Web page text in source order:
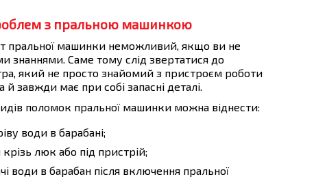
з пральною машинкою
пральної машинки неможливий, якщо ви не
знаннями. Саме тому слід звертатися до
який не просто знайомий з пристроєм роботи
завжди має при собі запасні деталі.
поломок пральної машинки можна віднести:
води в барабані;
люк або під пристрій;
води в барабан після включення пральної